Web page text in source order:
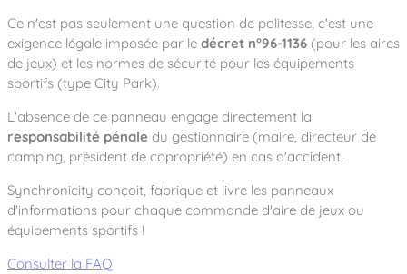
Ce n'est pas seulement une question de politesse, c'est une
exigence légale imposée par le décret n°96-1136 (pour les aires
de jeux) et les normes de sécurité pour les équipements
sportifs (type City Park).
L'absence de ce panneau engage directement la
responsabilité pénale du gestionnaire (maire, directeur de
camping, président de copropriété) en cas d'accident.
Synchronicity conçoit, fabrique et livre les panneaux
d'informations pour chaque commande d'aire de jeux ou
équipements sportifs !
Consulter la FAQ